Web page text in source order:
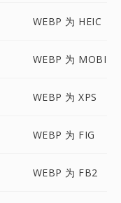
WEBP 为 HEIC
WEBP 为 MOBI
WEBP 为 XPS
WEBP 为 FIG
WEBP 为 FB2